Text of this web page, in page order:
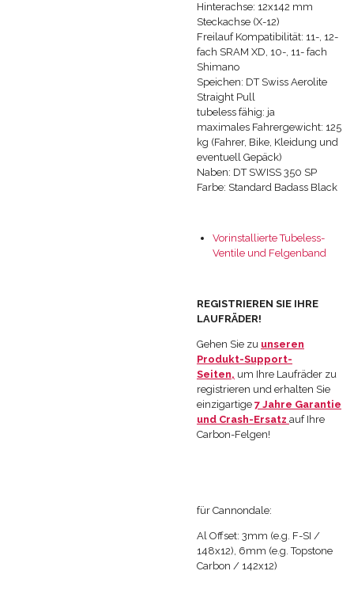
Hinterachse: 12x142 mm
Steckachse (X-12)
Freilauf Kompatibilität: 11-, 12-
fach SRAM XD, 10-, 11- fach
Shimano
Speichen: DT Swiss Aerolite
Straight Pull
tubeless fähig: ja
maximales Fahrergewicht: 125
kg (Fahrer, Bike, Kleidung und
eventuell Gepäck)
Naben: DT SWISS 350 SP
Farbe: Standard Badass Black
Vorinstallierte Tubeless-
Ventile und Felgenband
REGISTRIEREN SIE IHRE
LAUFRÄDER!
Gehen Sie zu unseren
Produkt-Support-
Seiten, um Ihre Laufräder zu
registrieren und erhalten Sie
einzigartige 7 Jahre Garantie
und Crash-Ersatz auf Ihre
Carbon-Felgen!
für Cannondale:
Al Offset: 3mm (e.g. F-SI /
148x12), 6mm (e.g. Topstone
Carbon / 142x12)